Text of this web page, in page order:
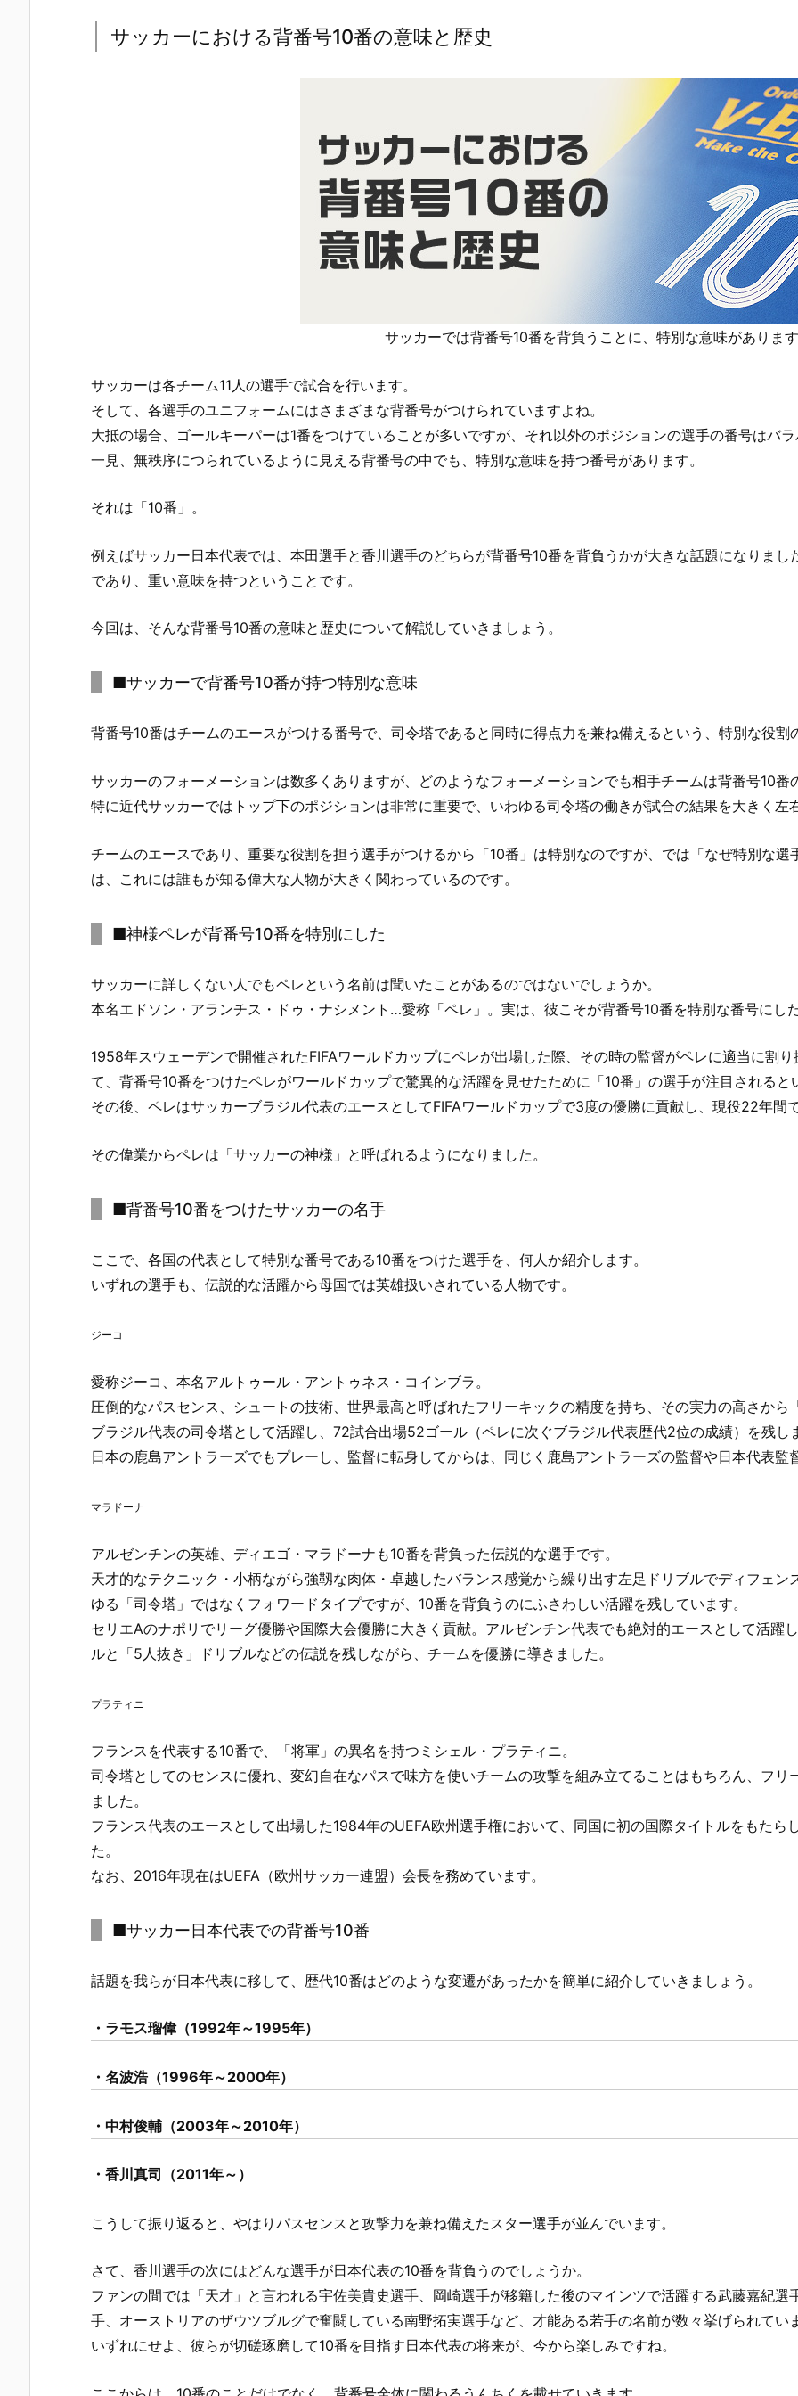
サッカーにおける背番号10番の意味と歴史
サッカーでは背番号10番を背負うことに、特別な意味がありま
サッカーは各チーム11人の選手で試合を行います。
そして、各選手のユニフォームにはさまざまな背番号がつけられていますよね。
大抵の場合、ゴールキーパーは1番をつけていることが多いですが、それ以外のポジションの選手の番号はバ
一見、無秩序につられているように見える背番号の中でも、特別な意味を持つ番号があります。
それは「10番」。
例えばサッカー日本代表では、本田選手と香川選手のどちらが背番号10番を背負うかが大きな話題になりま
であり、重い意味を持つということです。
今回は、そんな背番号10番の意味と歴史について解説していきましょう。
■サッカーで背番号10番が持つ特別な意味
背番号10番はチームのエースがつける番号で、司令塔であると同時に得点力を兼ね備えるという、特別な役
サッカーのフォーメーションは数多くありますが、どのようなフォーメーションでも相手チームは背番号10
特に近代サッカーではトップ下のポジションは非常に重要で、いわゆる司令塔の働きが試合の結果を大きく左
チームのエースであり、重要な役割を担う選手がつけるから「10番」は特別なのですが、では「なぜ特別な
は、これには誰もが知る偉大な人物が大きく関わっているのです。
■神様ペレが背番号10番を特別にした
サッカーに詳しくない人でもペレという名前は聞いたことがあるのではないでしょうか。
本名エドソン・アランチス・ドゥ・ナシメント…愛称「ペレ」。実は、彼こそが背番号10番を特別な番号にし
1958年スウェーデンで開催されたFIFAワールドカップにペレが出場した際、その時の監督がペレに適当に割
て、背番号10番をつけたペレがワールドカップで驚異的な活躍を見せたために「10番」の選手が注目される
その後、ペレはサッカーブラジル代表のエースとしてFIFAワールドカップで3度の優勝に貢献し、現役22年間
その偉業からペレは「サッカーの神様」と呼ばれるようになりました。
■背番号10番をつけたサッカーの名手
ここで、各国の代表として特別な番号である10番をつけた選手を、何人か紹介します。
いずれの選手も、伝説的な活躍から母国では英雄扱いされている人物です。
ジーコ
愛称ジーコ、本名アルトゥール・アントゥネス・コインブラ。
圧倒的なパスセンス、シュートの技術、世界最高と呼ばれたフリーキックの精度を持ち、その実力の高さから
ブラジル代表の司令塔として活躍し、72試合出場52ゴール（ペレに次ぐブラジル代表歴代2位の成績）を残し
日本の鹿島アントラーズでもプレーし、監督に転身してからは、同じく鹿島アントラーズの監督や日本代表
マラドーナ
アルゼンチンの英雄、ディエゴ・マラドーナも10番を背負った伝説的な選手です。
天才的なテクニック・小柄ながら強靱な肉体・卓越したバランス感覚から繰り出す左足ドリブルでディフェ
ゆる「司令塔」ではなくフォワードタイプですが、10番を背負うのにふさわしい活躍を残しています。
セリエAのナポリでリーグ優勝や国際大会優勝に大きく貢献。アルゼンチン代表でも絶対的エースとして活躍
ルと「5人抜き」ドリブルなどの伝説を残しながら、チームを優勝に導きました。
プラティニ
フランスを代表する10番で、「将軍」の異名を持つミシェル・プラティニ。
司令塔としてのセンスに優れ、変幻自在なパスで味方を使いチームの攻撃を組み立てることはもちろん、フ
ました。
フランス代表のエースとして出場した1984年のUEFA欧州選手権において、同国に初の国際タイトルをもた
た。
なお、2016年現在はUEFA（欧州サッカー連盟）会長を務めています。
■サッカー日本代表での背番号10番
話題を我らが日本代表に移して、歴代10番はどのような変遷があったかを簡単に紹介していきましょう。
・ラモス瑠偉（1992年～1995年）
・名波浩（1996年～2000年）
・中村俊輔（2003年～2010年）
・香川真司（2011年～）
こうして振り返ると、やはりパスセンスと攻撃力を兼ね備えたスター選手が並んでいます。
さて、香川選手の次にはどんな選手が日本代表の10番を背負うのでしょうか。
ファンの間では「天才」と言われる宇佐美貴史選手、岡崎選手が移籍した後のマインツで活躍する武藤嘉紀
手、オーストリアのザウツブルグで奮闘している南野拓実選手など、才能ある若手の名前が数々挙げられてい
いずれにせよ、彼らが切磋琢磨して10番を目指す日本代表の将来が、今から楽しみですね。